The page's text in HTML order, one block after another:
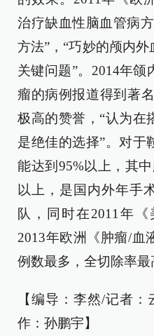
治疗缺血性脑血管病
方法”，“巧妙的颅内
关键问题”。2014年
瘤的病例报道得到著
极高的赞誉，“认为在
是绝佳的选择”。对于
能达到95%以上，其
以上，是国内外年手
队，同时在2011年
2013年欧洲《肿瘤/血
例数最多，全切除率最
【编导：李然/记者
作：孙鹏宇】